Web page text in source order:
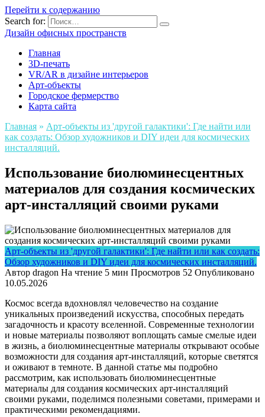
Перейти к содержанию
Search for:
Дизайн офисных пространств
Главная
3D-печать
VR/AR в дизайне интерьеров
Арт-объекты
Городское фермерство
Карта сайта
Главная » Арт-объекты из 'другой галактики': Где найти или
как создать: Обзор художников и DIY идеи для космических
инсталляций.
Использование биолюминесцентных
материалов для создания космических
арт-инсталляций своими руками
Арт-объекты из 'другой галактики': Где найти или как создать:
Обзор художников и DIY идеи для космических инсталляций.
Автор dragon На чтение 5 мин Просмотров 52 Опубликовано
10.05.2026
Космос всегда вдохновлял человечество на создание
уникальных произведений искусства, способных передать
загадочность и красоту вселенной. Современные технологии
и новые материалы позволяют воплощать самые смелые идеи
в жизнь, а биолюминесцентные материалы открывают особые
возможности для создания арт-инсталляций, которые светятся
и оживают в темноте. В данной статье мы подробно
рассмотрим, как использовать биолюминесцентные
материалы для создания космических арт-инсталляций
своими руками, поделимся полезными советами, примерами и
практическими рекомендациями.